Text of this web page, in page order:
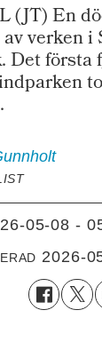
(JT) En
verken i
första
05-08 -
2026-